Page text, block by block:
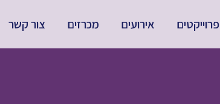
פרוייקטים אירועים מכרזים צור קשר